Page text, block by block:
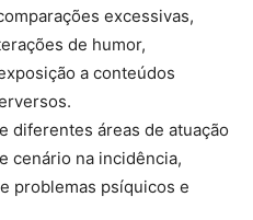
excessivas,
de humor,
a conteúdos
diferentes áreas de atuação
cenário na incidência,
problemas psíquicos e